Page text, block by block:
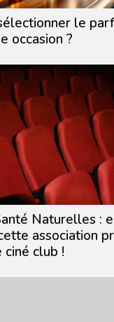
le
occasion ?
Naturelles :
association
ciné club !